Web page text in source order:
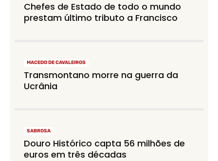
Chefes de Estado de todo o mundo
prestam último tributo a Francisco
MACEDO DE CAVALEIROS
Transmontano morre na guerra da
Ucrânia
SABROSA
Douro Histórico capta 56 milhões de
euros em três décadas